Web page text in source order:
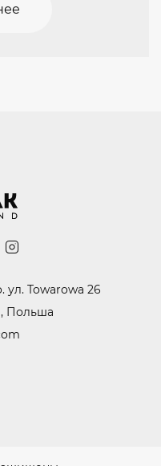
ул. Towarowa 26
Польша